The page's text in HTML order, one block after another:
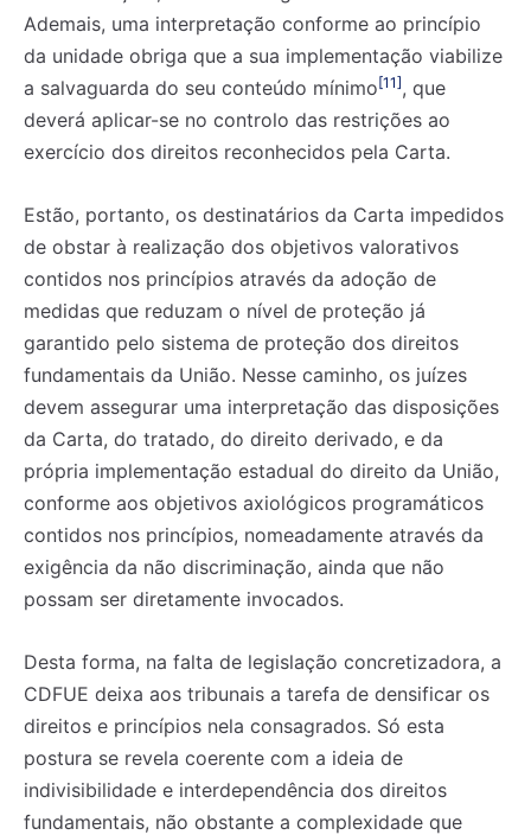
Ademais, uma interpretação conforme ao princípio
da unidade obriga que a sua implementação viabilize
a salvaguarda do seu conteúdo mínimo[11], que
deverá aplicar-se no controlo das restrições ao
exercício dos direitos reconhecidos pela Carta.
Estão, portanto, os destinatários da Carta impedidos
de obstar à realização dos objetivos valorativos
contidos nos princípios através da adoção de
medidas que reduzam o nível de proteção já
garantido pelo sistema de proteção dos direitos
fundamentais da União. Nesse caminho, os juízes
devem assegurar uma interpretação das disposições
da Carta, do tratado, do direito derivado, e da
própria implementação estadual do direito da União,
conforme aos objetivos axiológicos programáticos
contidos nos princípios, nomeadamente através da
exigência da não discriminação, ainda que não
possam ser diretamente invocados.
Desta forma, na falta de legislação concretizadora, a
CDFUE deixa aos tribunais a tarefa de densificar os
direitos e princípios nela consagrados. Só esta
postura se revela coerente com a ideia de
indivisibilidade e interdependência dos direitos
fundamentais, não obstante a complexidade que